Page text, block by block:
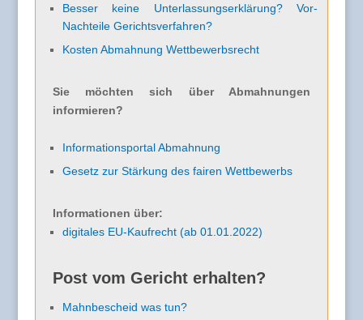
Besser keine Unterlassungserklärung? Vor-
Nachteile Gerichtsverfahren?
Kosten Abmahnung Wettbewerbsrecht
Sie möchten sich über Abmahnungen
informieren?
Informationsportal Abmahnung
Gesetz zur Stärkung des fairen Wettbewerbs
Informationen über:
digitales EU-Kaufrecht (ab 01.01.2022)
Post vom Gericht erhalten?
Mahnbescheid was tun?